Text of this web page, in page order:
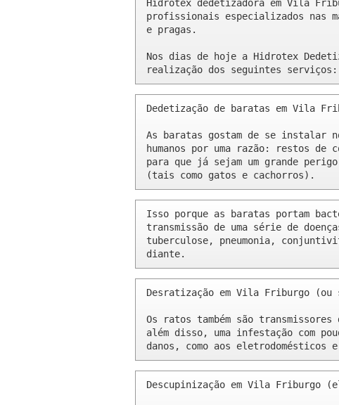
Hidrotex dedetizadora em Vila
profissionais especializados nas
e pragas.
Nos dias de hoje a Hidrotex
realização dos seguintes serviços:
Dedetização de baratas em Vila
As baratas gostam de se instalar
humanos por uma razão: restos de
para que já sejam um grande
(tais como gatos e cachorros).
Isso porque as baratas portam
transmissão de uma série de
tuberculose, pneumonia,
diante.
Desratização em Vila Friburgo
Os ratos também são
além disso, uma infestação com
danos, como aos eletrodomésticos
Descupinização em Vila Friburgo